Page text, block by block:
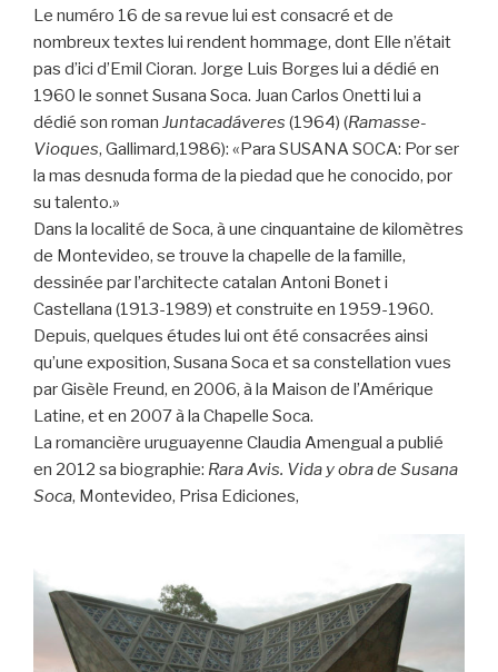
Le numéro 16 de sa revue lui est consacré et de
nombreux textes lui rendent hommage, dont Elle n’était
pas d’ici d’Emil Cioran. Jorge Luis Borges lui a dédié en
1960 le sonnet Susana Soca. Juan Carlos Onetti lui a
dédié son roman Juntacadáveres (1964) (Ramasse-
Vioques, Gallimard,1986): «Para SUSANA SOCA: Por ser
la mas desnuda forma de la piedad que he conocido, por
su talento.»
Dans la localité de Soca, à une cinquantaine de kilomètres
de Montevideo, se trouve la chapelle de la famille,
dessinée par l’architecte catalan Antoni Bonet i
Castellana (1913-1989) et construite en 1959-1960.
Depuis, quelques études lui ont été consacrées ainsi
qu’une exposition, Susana Soca et sa constellation vues
par Gisèle Freund, en 2006, à la Maison de l’Amérique
Latine, et en 2007 à la Chapelle Soca.
La romancière uruguayenne Claudia Amengual a publié
en 2012 sa biographie: Rara Avis. Vida y obra de Susana
Soca, Montevideo, Prisa Ediciones,